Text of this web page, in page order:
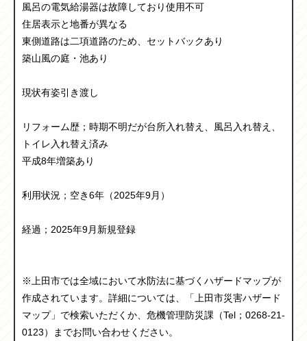
風呂の電気給湯器は故障しており使用不可
住居表示と地番が異なる
東側道路は二項道路のため、セットバックあり
築山風の庭・池あり
現状有姿引き渡し
リフォーム歴；時期不明だが台所入れ替え、風呂入れ替え、
トイレ入れ替え済み
平成8年増築あり
利用状況；空き6年（2025年9月）
経過；2025年9月新規登録
※上田市では全域において水防法に基づくハザードマップが
作成されています。詳細については、「上田市災害ハザード
マップ」で検索いただくか、危機管理防災課（Tel；0268-21-
0123）までお問い合わせください。